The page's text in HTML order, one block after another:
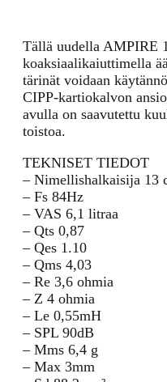
Tällä uudella AMPIRE
koaksiaalikaiuttimella
tärinät voidaan
CIPP-kartiokalvon
avulla on saavutettu
toistoa.
TEKNISET TIEDOT
– Nimellishalkaisija 13
– Fs 84Hz
– VAS 6,1 litraa
– Qts 0,87
– Qes 1.10
– Qms 4,03
– Re 3,6 ohmia
– Z 4 ohmia
– Le 0,55mH
– SPL 90dB
– Mms 6,4 g
– Max 3mm